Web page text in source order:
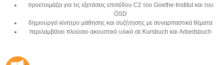
προετοιμάζει για τις εξετάσεις επιπέδου C2 του Goethe-Institut και του
ÖSD
δημιουργεί κίνητρo μάθησης και συζήτησης με συναρπαστικά θέματα
περιλαμβάνει πλούσιο ακουστικό υλικό σε Kursbuch και Arbeitsbuch